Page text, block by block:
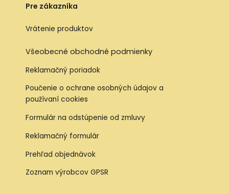
Pre zákazníka
Vrátenie produktov
Všeobecné obchodné podmienky
Reklamačný poriadok
Poučenie o ochrane osobných údajov a
používaní cookies
Formulár na odstúpenie od zmluvy
Reklamačný formulár
Prehľad objednávok
Zoznam výrobcov GPSR